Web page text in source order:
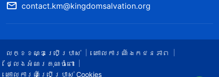
contact.km@kingdomsalvation.org
លក្ខខណ្ឌ​ប្រើប្រាស់​
គោលការណ៍ឯកជនភាព
ថ្លែងអំណរគុណចំពោះ
គោលការណ៍ប្រើប្រាស់ Cookies